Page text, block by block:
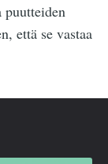
että se vastaa